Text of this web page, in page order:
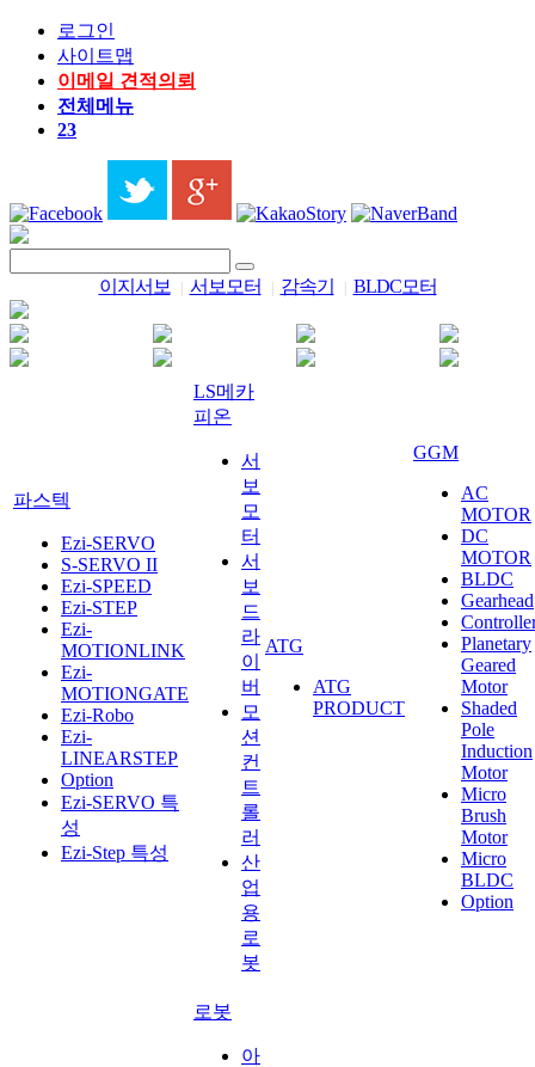
로그인
사이트맵
이메일 견적의뢰
전체메뉴
23
이지서보 서보모터 감속기 BLDC모터
파스텍
Ezi-SERVO
S-SERVO II
Ezi-SPEED
Ezi-STEP
Ezi-
MOTIONLINK
Ezi-
MOTIONGATE
Ezi-Robo
Ezi-
LINEARSTEP
Option
Ezi-SERVO 특
성
Ezi-Step 특성
LS메카
피온
서
보
모
터
서
보
드
라
이
버
모
션
컨
트
롤
러
산
업
용
로
봇
ATG
ATG
PRODUCT
GGM
AC
MOTOR
DC
MOTOR
BLDC
Gearhead
Planetary
Geared
Motor
Shaded
Pole
Induction
Motor
Micro
Brush
Motor
Micro
BLDC
Option
로봇
아